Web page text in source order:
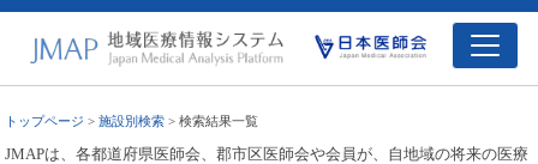
トップページ >施設別検索 > 検索結果一覧
JMAPは、各都道府県医師会、郡市区医師会や会員が、自地域の将来の医療